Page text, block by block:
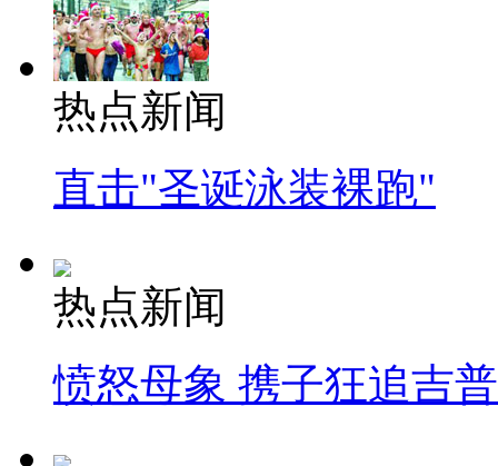
热点新闻
直击"圣诞泳装裸跑"
热点新闻
愤怒母象 携子狂追吉